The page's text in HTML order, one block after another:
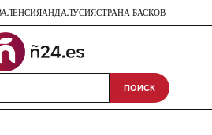
АНДАЛУСИЯСТРАНА БАСКОВ
ПОИСК